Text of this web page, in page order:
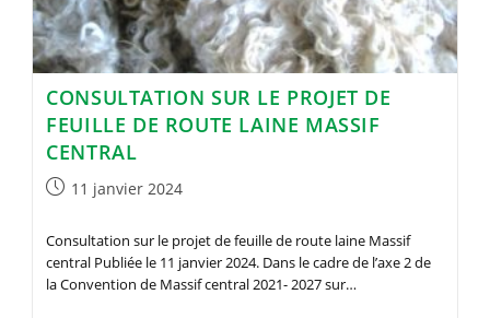
CONSULTATION SUR LE PROJET DE
FEUILLE DE ROUTE LAINE MASSIF
CENTRAL
Publication
11 janvier 2024
Consultation sur le projet de feuille de route laine Massif
central Publiée le 11 janvier 2024. Dans le cadre de l’axe 2 de
la Convention de Massif central 2021- 2027 sur…